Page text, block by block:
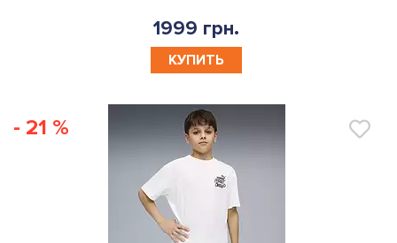
1999 грн.
КУПИТЬ
- 21 %